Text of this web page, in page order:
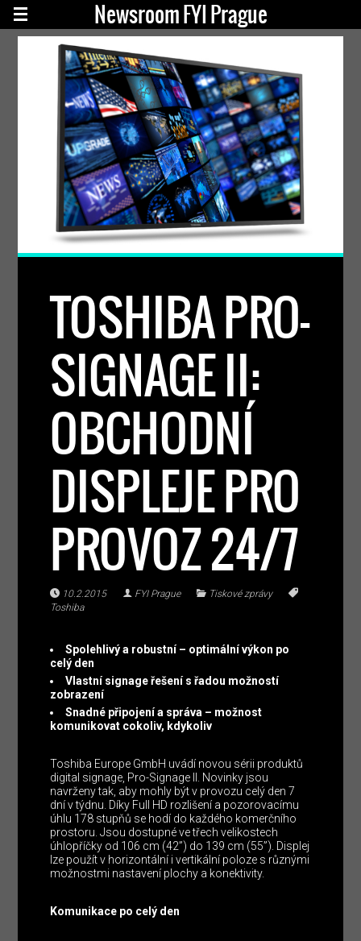
Newsroom FYI Prague
TOSHIBA PRO-
SIGNAGE II:
OBCHODNÍ
DISPLEJE PRO
PROVOZ 24/7
10.2.2015 FYI Prague
Tiskové zprávy
Toshiba
Spolehlivý a robustní – optimální výkon po
celý den
Vlastní signage řešení s řadou možností
zobrazení
Snadné připojení a správa – možnost
komunikovat cokoliv, kdykoliv
Toshiba Europe GmbH uvádí novou sérii produktů
digital signage, Pro-Signage II. Novinky jsou
navrženy tak, aby mohly být v provozu celý den 7
dní v týdnu. Díky Full HD rozlišení a pozorovacímu
úhlu 178 stupňů se hodí do každého komerčního
prostoru. Jsou dostupné ve třech velikostech
úhlopříčky od 106 cm (42”) do 139 cm (55”). Displej
lze použít v horizontální i vertikální poloze s různými
možnostmi nastavení plochy a konektivity.
Komunikace po celý den